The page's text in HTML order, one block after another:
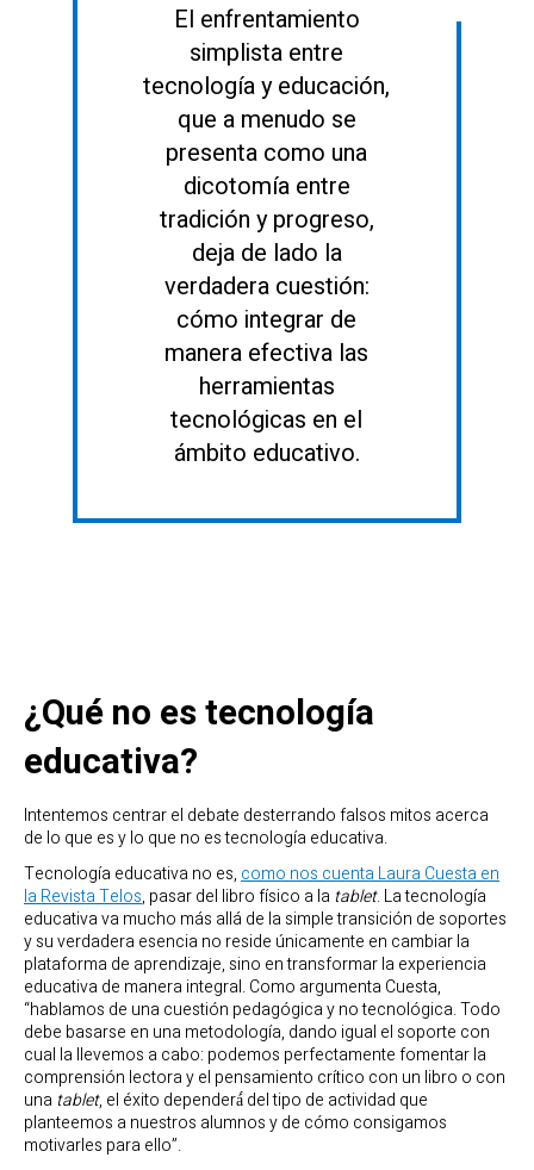
El enfrentamiento
simplista entre
tecnología y educación,
que a menudo se
presenta como una
dicotomía entre
tradición y progreso,
deja de lado la
verdadera cuestión:
cómo integrar de
manera efectiva las
herramientas
tecnológicas en el
ámbito educativo.
¿Qué no es tecnología
educativa?
Intentemos centrar el debate desterrando falsos mitos acerca
de lo que es y lo que no es tecnología educativa.
Tecnología educativa no es, como nos cuenta Laura Cuesta en
la Revista Telos, pasar del libro físico a la tablet. La tecnología
educativa va mucho más allá de la simple transición de soportes
y su verdadera esencia no reside únicamente en cambiar la
plataforma de aprendizaje, sino en transformar la experiencia
educativa de manera integral. Como argumenta Cuesta,
“hablamos de una cuestión pedagógica y no tecnológica. Todo
debe basarse en una metodología, dando igual el soporte con
cual la llevemos a cabo: podemos perfectamente fomentar la
comprensión lectora y el pensamiento crítico con un libro o con
una tablet, el éxito dependerá́ del tipo de actividad que
planteemos a nuestros alumnos y de cómo consigamos
motivarles para ello”.